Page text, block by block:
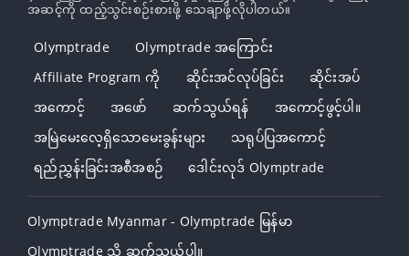
အဆင့်ကို ထည့်သွင်းစဉ်းစားဖို့ သေချာဖို့လိုပါတယ်။
Olymptrade
Olymptrade အကြောင်း
Affiliate Program ကို
ဆိုင်းအင်လုပ်ခြင်း
ဆိုင်းအပ်
အကောင့်
အဖော် ဆက်သွယ်ရန်
အကောင့်ဖွင့်ပါ။
အမြဲမေးလေ့ရှိသောမေးခွန်းများ
သရုပ်ပြအကောင့်
ရည်ညွှန်းခြင်းအစီအစဉ်
ဒေါင်းလုဒ် Olymptrade
Olymptrade Myanmar - Olymptrade မြန်မာ
Olymptrade သို့ ဆက်သွယ်ပါ။